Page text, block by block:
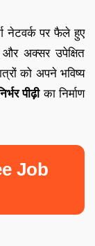
नेटवर्क पर फैले हुए
अक्सर उपेक्षित
को अपने भविष्य
पीढ़ीका निर्माण
Job